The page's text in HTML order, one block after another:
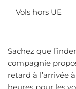
Vols hors UE
Sachez que
compagnie
retard à l’arrivée